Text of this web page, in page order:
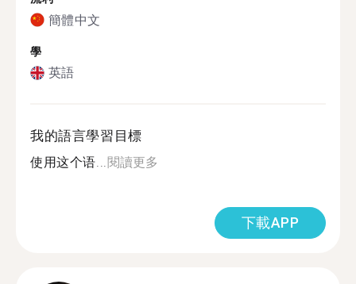
簡體中文
學
英語
我的語言學習目標
使用这个语...閱讀更多
下載APP